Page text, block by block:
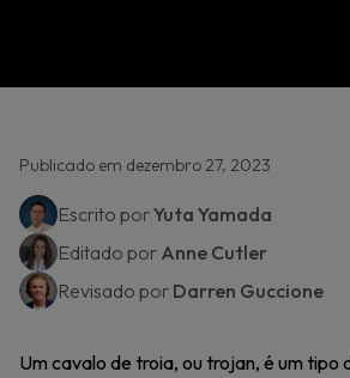
Publicado em dezembro 27, 2023
Escrito porYuta Yamada
Editado por Anne Cutler
Revisado por Darren Guccione
Um cavalo de troia, ou trojan, é um tipo